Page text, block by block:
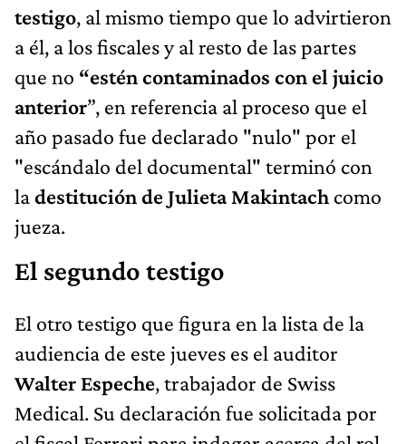
testigo, al mismo tiempo que lo advirtieron
a él, a los fiscales y al resto de las partes
que no “estén contaminados con el juicio
anterior”, en referencia al proceso que el
año pasado fue declarado "nulo" por el
"escándalo del documental" terminó con
ladestitución de Julieta Makintach como
jueza.
El segundo testigo
El otro testigo que figura en la lista de la
audiencia de este jueves es el auditor
Walter Espeche, trabajador de Swiss
Medical. Su declaración fue solicitada por